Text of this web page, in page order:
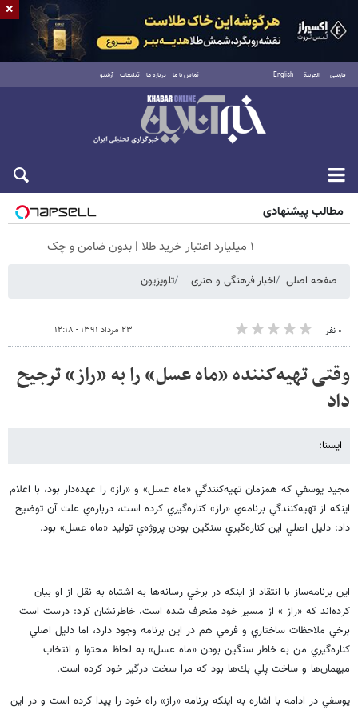
فارسی العربية English تماس با ما درباره ما تبلیغات آرشیو
جمعه ۱۶ مرداد ۱۴۰۵
مطالب پیشنهادی
۱ میلیارد اعتبار خرید طلا | بدون ضامن و چک
صفحه اصلی اخبار فرهنگی و هنری تلویزیون
۰ نفر ۲۳ مرداد ۱۳۹۱ - ۱۲:۱۸
وقتی تهیه‌کننده «ماه عسل» را به «راز» ترجیح
داد
ایسنا:
مجيد يوسفي كه همزمان تهيه‌كنندگي «ماه عسل» و «راز» را عهده‌دار بود، با اعلام
اينكه از تهيه‌كنندگي برنامه‌ي «راز» كناره‌گيري كرده است، درباره‌ي علت آن توضيح
داد: دليل اصلي اين كناره‌گيري سنگين بودن پروژه‌ي توليد «ماه عسل» بود.
اين برنامه‌ساز با انتقاد از اينكه در برخي رسانه‌ها به اشتباه به نقل از او بيان
كرده‌اند كه «راز » از مسير خود منحرف شده است، خاطرنشان كرد: درست است
برخي ملاحظات ساختاري و فرمي هم در اين برنامه وجود دارد، اما دليل اصلي
كناره‌گيري من به خاطر سنگين بودن «ماه عسل» به لحاظ محتوا و انتخاب
ميهمان‌ها و ساخت پلي بك‌ها بود كه مرا سخت درگير خود كرده است.
يوسفي در ادامه با اشاره به اينكه برنامه «راز» راه خود را پيدا كرده است و در اين
×